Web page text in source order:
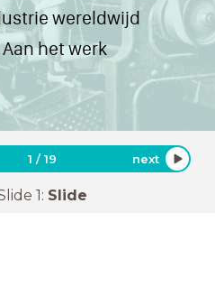
wereldwijd
Aan het werk
1 /19 next
1: Slide